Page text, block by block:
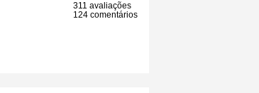
311 avaliações
124 comentários